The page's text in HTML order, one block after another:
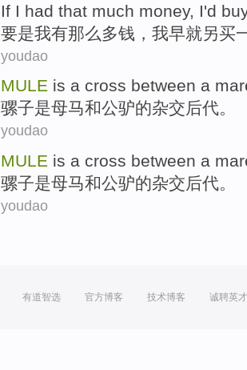
If I had that much money, I'd
要是我有那么 多钱 ，我早就另买
youdao
MULE is a cross between a
骡子是母马和公驴的杂交后代。
youdao
MULE is a cross between a
骡子是母马和公驴的杂交后代。
youdao
有道智选 官方博客 技术博客 诚聘英才